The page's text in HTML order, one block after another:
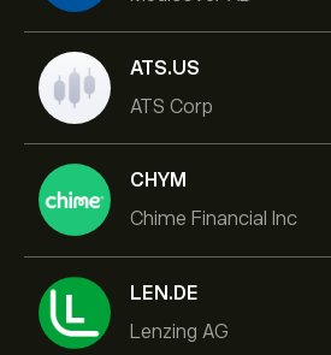
ATS.US
ATS Corp
CHYM
Chime Financial Inc
LEN.DE
Lenzing AG